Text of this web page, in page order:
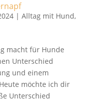
| Alltag mit Hund,
macht für Hunde
Unterschied
und einem
möchte ich dir
Unterschied